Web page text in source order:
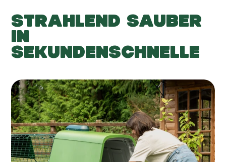
STRAHLEND SAUBER
IN
SEKUNDENSCHNELLE